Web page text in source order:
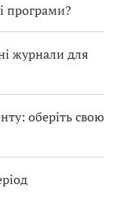
програми?
журнали для
оберіть свою